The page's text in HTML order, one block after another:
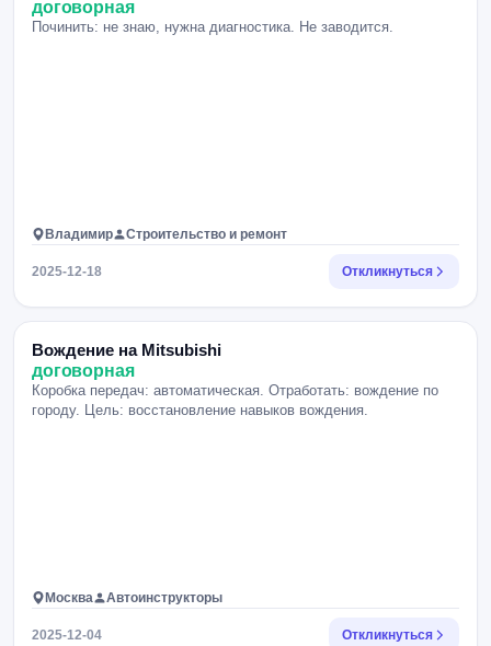
договорная
Починить: не знаю, нужна диагностика. Не заводится.
Владимир Строительство и ремонт
2025-12-18 Откликнуться
Вождение на Mitsubishi
договорная
Коробка передач: автоматическая. Отработать: вождение по
городу. Цель: восстановление навыков вождения.
Москва Автоинструкторы
2025-12-04 Откликнуться